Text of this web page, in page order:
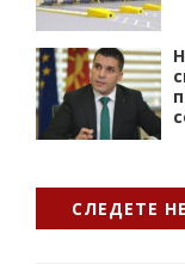
СЛЕДЕТЕ